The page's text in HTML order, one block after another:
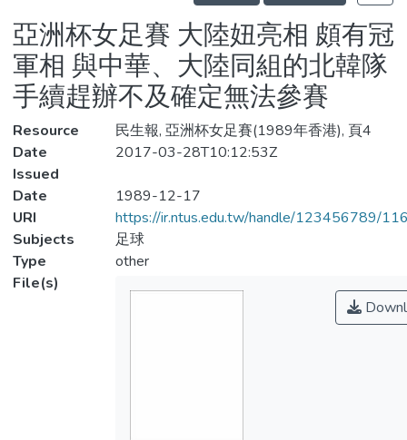
Statistics
亞洲杯女足賽 大陸妞亮相 頗有冠
軍相 與中華、大陸同組的北韓隊
手續趕辦不及確定無法參賽
Resource
民生報, 亞洲杯女足賽(1989年香港), 頁4
Date
Issued
2017-03-28T10:12:53Z
Date
1989-12-17
URI
https://ir.ntus.edu.tw/handle/123456789/
Subjects
足球
Type
other
File(s)